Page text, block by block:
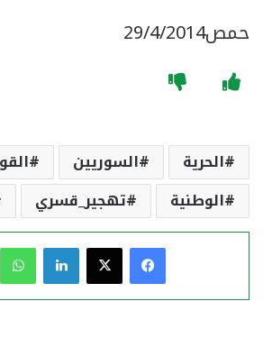
حمص29/4/2014
الحرية السوريين
الوطنية
تهجير_قسري
فيسبوك لينكدإن